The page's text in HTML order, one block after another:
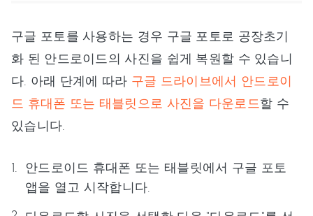
구글 포토를 사용하는 경우 구글 포토로 공장초기
화 된 안드로이드의 사진을 쉽게 복원할 수 있습니
다. 아래 단계에 따라 구글 드라이브에서 안드로이
드 휴대폰 또는 태블릿으로 사진을 다운로드할 수
있습니다.
안드로이드 휴대폰 또는 태블릿에서 구글 포토
앱을 열고 시작합니다.